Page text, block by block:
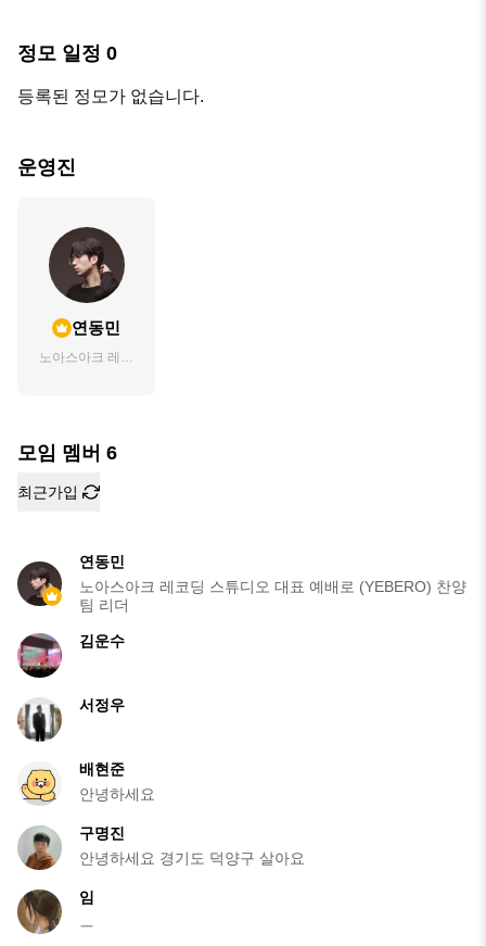
정모 일정 0
등록된 정모가 없습니다.
운영진
연동민
노아스아크 레코
모임 멤버 6
최근가입
연동민
노아스아크 레코딩 스튜디오 대표 예배로 (YEBERO) 찬양
팀 리더
김운수
서정우
배현준
안녕하세요
구명진
안녕하세요 경기도 덕양구 살아요
임
ㅡ